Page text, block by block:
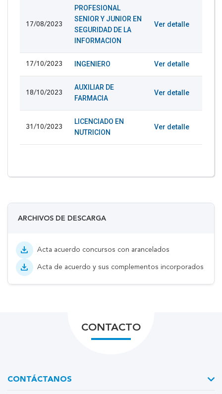
17/08/2023
PROFESIONAL
SENIOR Y JUNIOR EN
SEGURIDAD DE LA
INFORMACION
Ver detalle
17/10/2023 INGENIERO Ver detalle
18/10/2023
AUXILIAR DE
FARMACIA
Ver detalle
31/10/2023
LICENCIADO EN
NUTRICION
Ver detalle
ARCHIVOS DE DESCARGA
download Acta acuerdo concursos con arancelados
download Acta de acuerdo y sus complementos incorporados
CONTACTO
CONTÁCTANOS